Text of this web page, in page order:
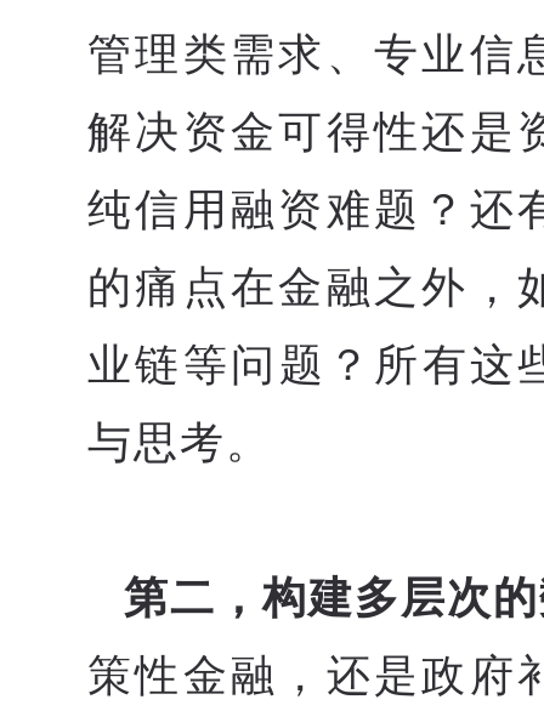
管理类需求、专业信
解决资金可得性还是
纯信用融资难题？还
的痛点在金融之外，
业链等问题？所有这
与思考。
第二，构建多层次
策性金融，还是政府